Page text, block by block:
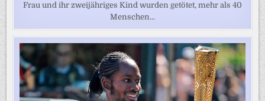
Frau und ihr zweijähriges Kind wurden getötet, mehr als 40
Menschen...